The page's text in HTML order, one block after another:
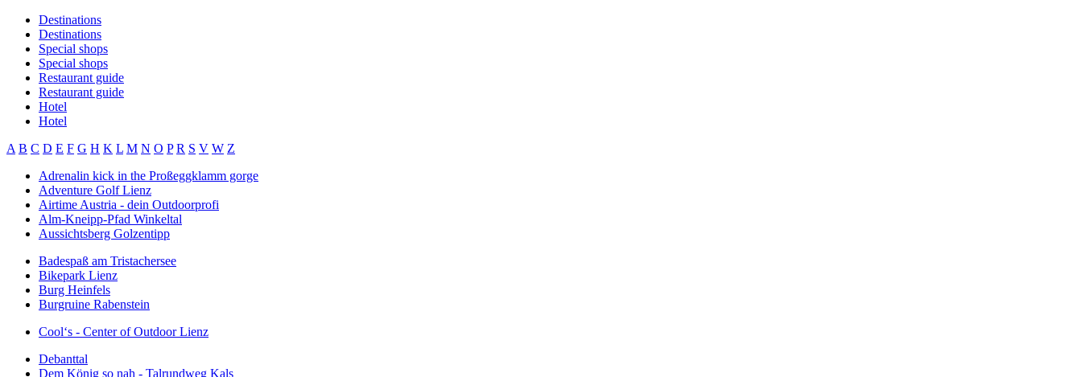
Destinations
Destinations
Special shops
Special shops
Restaurant guide
Restaurant guide
Hotel
Hotel
A B C D E F G H K L M N O P R S V W Z
Adrenalin kick in the Proßeggklamm gorge
Adventure Golf Lienz
Airtime Austria - dein Outdoorprofi
Alm-Kneipp-Pfad Winkeltal
Aussichtsberg Golzentipp
Badespaß am Tristachersee
Bikepark Lienz
Burg Heinfels
Burgruine Rabenstein
Cool‘s - Center of Outdoor Lienz
Debanttal
Dem König so nah - Talrundweg Kals